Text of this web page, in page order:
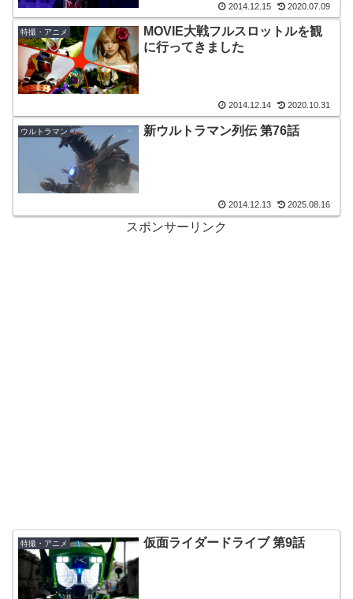
2014.12.15 2020.07.09
特撮・アニメ
MOVIE大戦フルスロットルを観
に行ってきました
2014.12.14 2020.10.31
ウルトラマン 新ウルトラマン列伝 第76話
2014.12.13 2025.08.16
スポンサーリンク
特撮・アニメ 仮面ライダードライブ 第9話